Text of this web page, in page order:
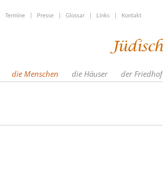
Termine | Presse | Glossar | Links | Kontakt
die Menschen die Häuser der Friedhof